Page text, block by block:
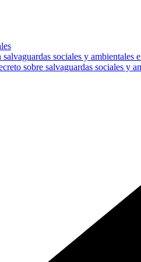
sociales y ambientales
sobre salvaguardas sociales y